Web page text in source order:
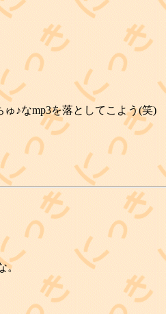
ゅ♪なmp3を落としてこよう(笑)
。